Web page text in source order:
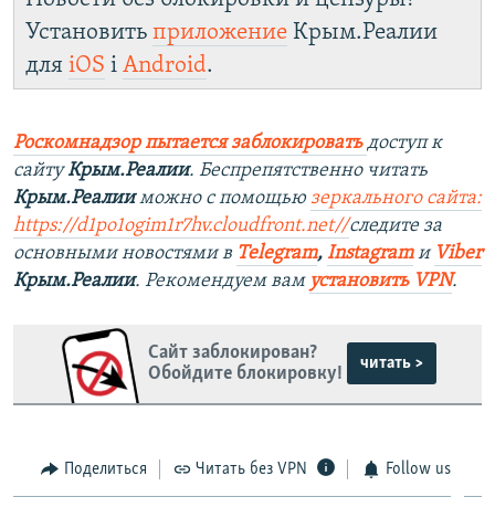
Установить приложение Крым.Реалии
для iOS і Android.
Роскомнадзор пытается заблокировать доступ к
сайтуКрым.Реалии. Беспрепятственно читать
Крым.Реалииможно с помощью зеркального сайта:
https://d1po1ogim1r7hv.cloudfront.net//следите за
основными новостями в Telegram, Instagramи Viber
Крым.Реалии. Рекомендуем вам установить VPN.
Сайт заблокирован?
Обойдите блокировку!
читать >
Поделиться Читать без VPN Follow us